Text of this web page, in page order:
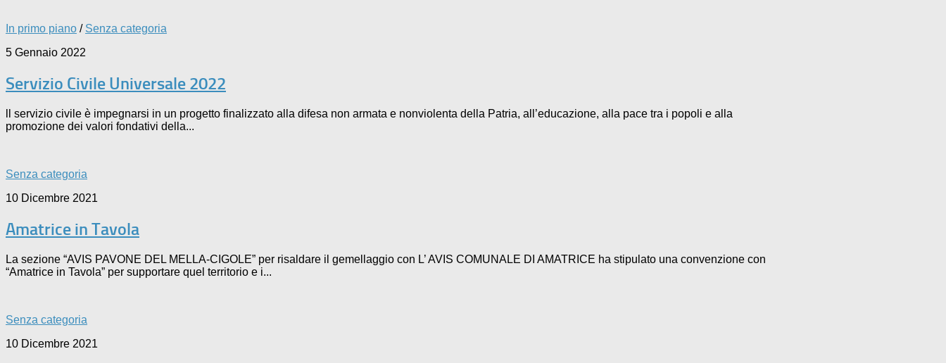
In primo piano / Senza categoria
5 Gennaio 2022
Servizio Civile Universale 2022
ll servizio civile è impegnarsi in un progetto finalizzato alla difesa non armata e nonviolenta della Patria, all’educazione, alla pace tra i popoli e alla
promozione dei valori fondativi della...
Senza categoria
10 Dicembre 2021
Amatrice in Tavola
La sezione “AVIS PAVONE DEL MELLA-CIGOLE” per risaldare il gemellaggio con L’ AVIS COMUNALE DI AMATRICE ha stipulato una convenzione con
“Amatrice in Tavola” per supportare quel territorio e i...
Senza categoria
10 Dicembre 2021